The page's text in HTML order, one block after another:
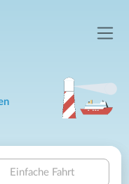
Einfache Fahrt